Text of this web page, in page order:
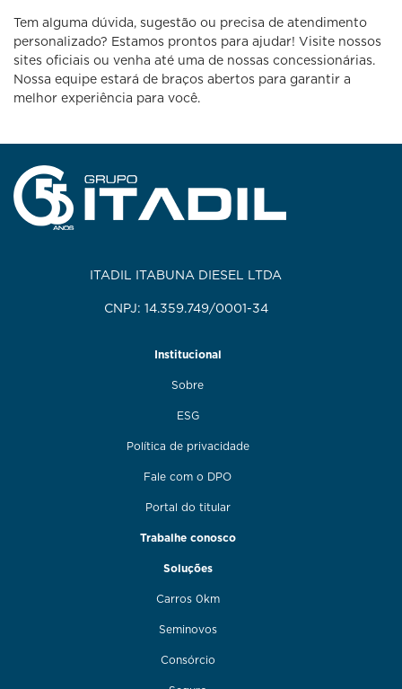
Tem alguma dúvida, sugestão ou precisa de atendimento
personalizado? Estamos prontos para ajudar! Visite nossos
sites oficiais ou venha até uma de nossas concessionárias.
Nossa equipe estará de braços abertos para garantir a
melhor experiência para você.
ITADIL ITABUNA DIESEL LTDA
CNPJ: 14.359.749/0001-34
Institucional
Sobre
ESG
Política de privacidade
Fale com o DPO
Portal do titular
Trabalhe conosco
Soluções
Carros 0km
Seminovos
Consórcio